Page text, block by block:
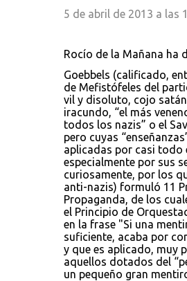
5 de abril de 2013 a las
Rocío de la Mañana ha
Goebbels (calificado,
de Mefistófeles del
vil y disoluto, cojo
iracundo, “el más
todos los nazis” o el
pero cuyas
aplicadas por casi todo
especialmente por sus
curiosamente, por los
anti-nazis) formuló 11
Propaganda, de los
el Principio de
en la frase "Si una
suficiente, acaba por
y que es aplicado, muy
aquellos dotados del
un pequeño gran